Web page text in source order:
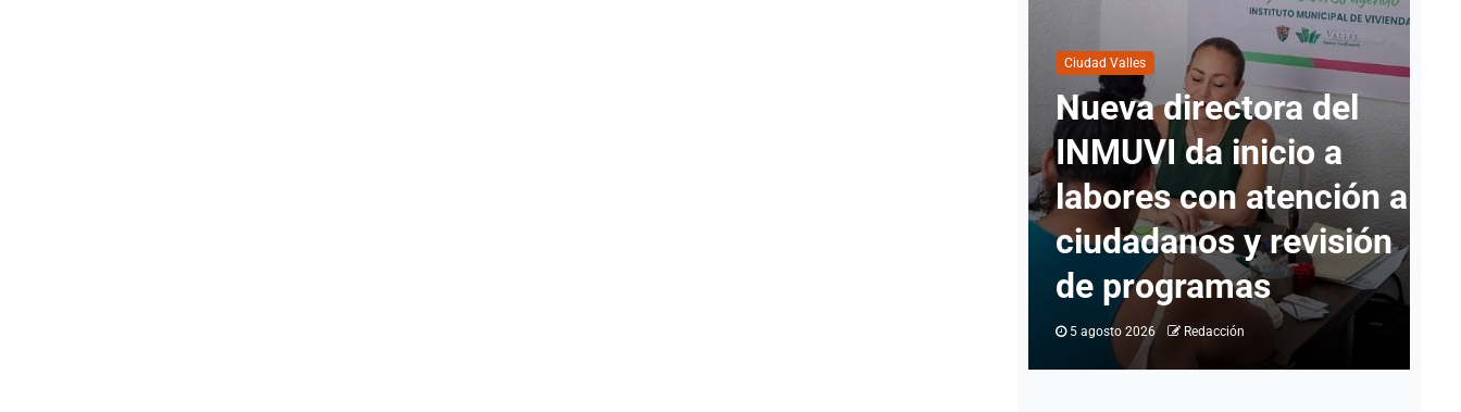
Ciudad Valles
Nueva directora del
INMUVI da inicio a
labores con atención a
ciudadanos y revisión
de programas
5 agosto 2026 Redacción